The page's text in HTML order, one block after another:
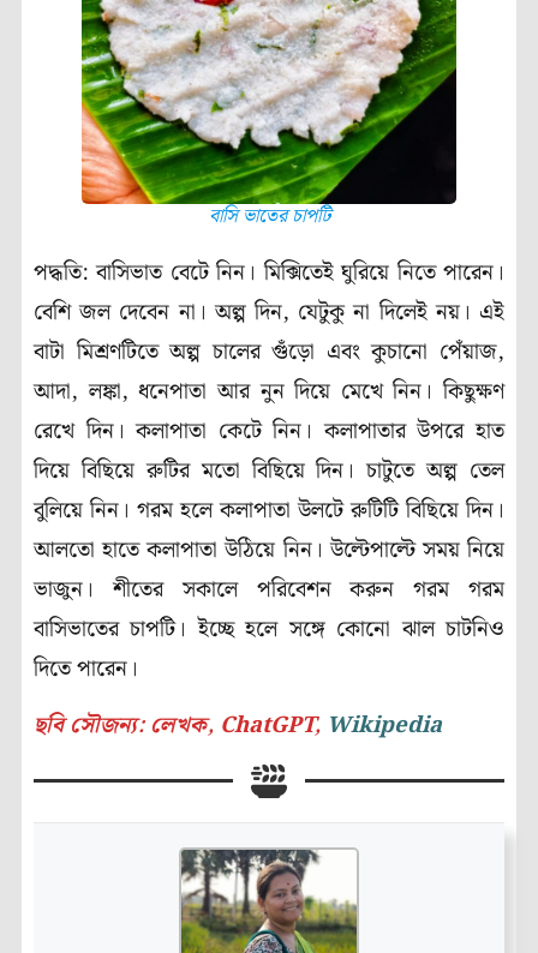
বাসি ভাতের চাপটি
পদ্ধতি: বাসিভাত বেটে নিন। মিক্সিতেই ঘুরিয়ে নিতে পারেন।
বেশি জল দেবেন না। অল্প দিন, যেটুকু না দিলেই নয়। এই
বাটা মিশ্রণটিতে অল্প চালের গুঁড়ো এবং কুচানো পেঁয়াজ,
আদা, লঙ্কা, ধনেপাতা আর নুন দিয়ে মেখে নিন। কিছুক্ষণ
রেখে দিন। কলাপাতা কেটে নিন। কলাপাতার উপরে হাত
দিয়ে বিছিয়ে রুটির মতো বিছিয়ে দিন। চাটুতে অল্প তেল
বুলিয়ে নিন। গরম হলে কলাপাতা উলটে রুটিটি বিছিয়ে দিন।
আলতো হাতে কলাপাতা উঠিয়ে নিন। উল্টেপাল্টে সময় নিয়ে
ভাজুন। শীতের সকালে পরিবেশন করুন গরম গরম
বাসিভাতের চাপটি। ইচ্ছে হলে সঙ্গে কোনো ঝাল চাটনিও
দিতে পারেন।
ছবি সৌজন্য: লেখক, ChatGPT, Wikipedia